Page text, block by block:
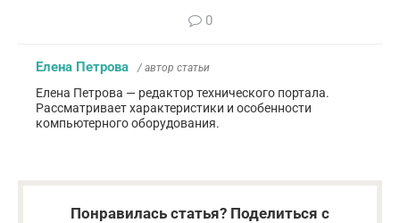
0
Елена Петрова / автор статьи
Елена Петрова — редактор технического портала.
Рассматривает характеристики и особенности
компьютерного оборудования.
Понравилась статья? Поделиться с